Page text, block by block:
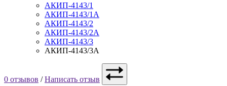
АКИП-4143/1
АКИП-4143/1А
АКИП-4143/2
АКИП-4143/2А
АКИП-4143/3
АКИП-4143/3А
0 отзывов /Написать отзыв